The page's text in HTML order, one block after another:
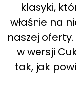
klasyki,
właśnie na
naszej
w wersji
tak, jak